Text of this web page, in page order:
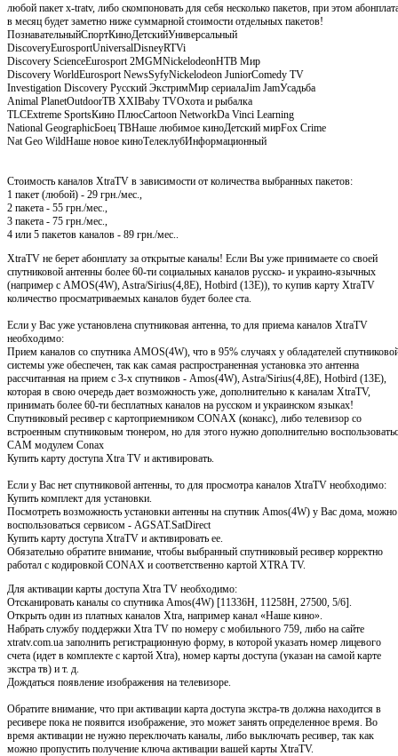
любой пакет x-tratv, либо скомпоновать для себя несколько пакетов, при этом
в месяц будет заметно ниже суммарной стоимости отдельных пакетов!
ПознавательныйСпортКиноДетскийУниверсальный
DiscoveryEurosportUniversalDisneyRTVi
Discovery ScienceEurosport 2МGMNickelodeonНТВ Мир
Discovery WorldEurosport NewsSyfyNickelodeon JuniorComedy TV
Investigation Discovery Русский ЭкстримМир сериалаJim JamУсадьба
Animal PlanetOutdoorТВ XXIBaby TVОхота и рыбалка
TLCExtreme SportsКино ПлюсCartoon NetworkDa Vinci Learning
National GeographicБоец ТВНаше любимое киноДетский мирFox Crime
Nat Geo WildНаше новое киноТелеклубИнформационный
Стоимость каналов XtraTV в зависимости от количества выбранных пакетов:
1 пакет (любой) - 29 грн./мес.,
2 пакета - 55 грн./мес.,
3 пакета - 75 грн./мес.,
4 или 5 пакетов каналов - 89 грн./мес..
XtraTV не берет абонплату за открытые каналы! Если Вы уже принимаете со своей
спутниковой антенны более 60-ти социальных каналов русско- и украино-язычных
(например с AMOS(4W), Astra/Sirius(4,8E), Hotbird (13E)), то купив карту XtraTV
количество просматриваемых каналов будет более ста.
Если у Вас уже установлена спутниковая антенна, то для приема каналов XtraTV
необходимо:
Прием каналов со спутника AMOS(4W), что в 95% случаях у обладателей
системы уже обеспечен, так как самая распространенная установка это антенна
рассчитанная на прием с 3-х спутников - Amos(4W), Astra/Sirius(4,8E), Hotbird (13E),
которая в свою очередь дает возможность уже, дополнительно к каналам XtraTV,
принимать более 60-ти бесплатных каналов на русском и украинском языках!
Спутниковый ресивер с картоприемником CONAX (конакс), либо телевизор со
встроенным спутниковым тюнером, но для этого нужно дополнительно
CAM модулем Conax
Купить карту доступа Xtra TV и активировать.
Если у Вас нет спутниковой антенны, то для просмотра каналов XtraTV необходимо:
Купить комплект для установки.
Посмотреть возможность установки антенны на спутник Amos(4W) у Вас дома, можно
воспользоваться сервисом - AGSAT.SatDirect
Купить карту доступа XtraTV и активировать ее.
Обязательно обратите внимание, чтобы выбранный спутниковый ресивер корректно
работал с кодировкой CONAX и соответственно картой XTRA TV.
Для активации карты доступа Xtra TV необходимо:
Отсканировать каналы со спутника Amos(4W) [11336H, 11258H, 27500, 5/6].
Открыть один из платных каналов Xtra, например канал «Наше кино».
Набрать службу поддержки Xtra TV по номеру с мобильного 759, либо на сайте
xtratv.com.ua заполнить регистрационную форму, в которой указать номер лицевого
счета (идет в комплекте с картой Xtra), номер карты доступа (указан на самой карте
экстра тв) и т. д.
Дождаться появление изображения на телевизоре.
Обратите внимание, что при активации карта доступа экстра-тв должна находится в
ресивере пока не появится изображение, это может занять определенное время. Во
время активации не нужно переключать каналы, либо выключать ресивер, так как
можно пропустить получение ключа активации вашей карты XtraTV.